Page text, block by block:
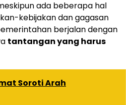
ada beberapa hal
kebijakan dan gagasan
berjalan dengan
tantangan yang harus
Soroti Arah